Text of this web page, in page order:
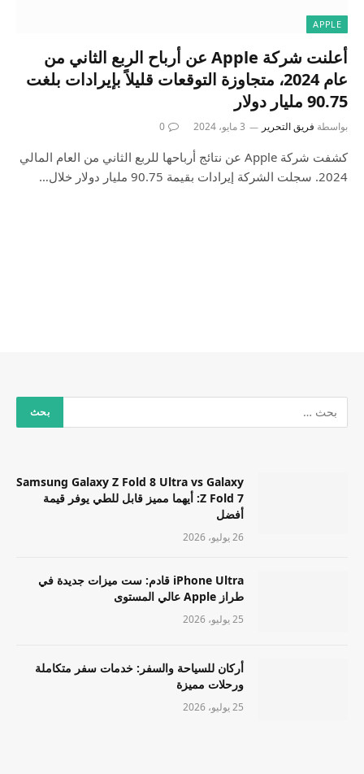
APPLE
أعلنت شركة Apple عن أرباح الربع الثاني من
عام 2024، متجاوزة التوقعات قليلاً بإيرادات بلغت
90.75 مليار دولار
بواسطة فريق التحرير 3 مايو، 2024 0
كشفت شركة Apple عن نتائج أرباحها للربع الثاني من العام المالي
2024. سجلت الشركة إيرادات بقيمة 90.75 مليار دولار خلال…
Samsung Galaxy Z Fold 8 Ultra vs Galaxy
Z Fold 7: أيهما مميز قابل للطي يوفر قيمة
أفضل
26 يوليو، 2026
iPhone Ultra قادم: ست ميزات جديدة في
طراز Apple عالي المستوى
25 يوليو، 2026
أركان للسياحة والسفر: خدمات سفر متكاملة
ورحلات مميزة
25 يوليو، 2026